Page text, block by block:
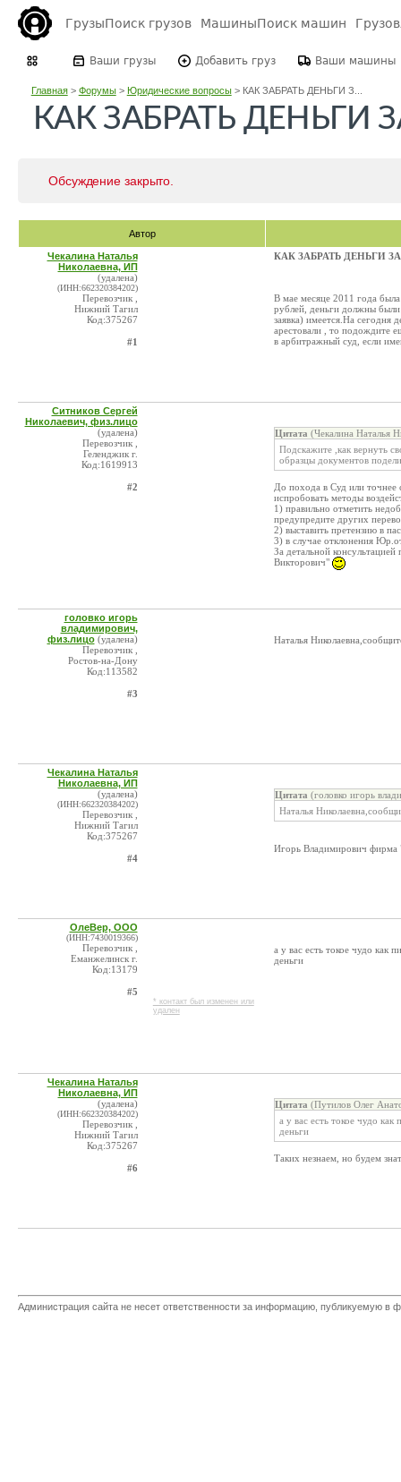
ГрузыПоиск грузов МашиныПоиск машин
Ваши грузы Добавить груз Ваши машины
Главная> Форумы> Юридические вопросы> КАК ЗАБРАТЬ ДЕНЬГИ З...
КАК ЗАБРАТЬ ДЕНЬГИ
Обсуждение закрыто.
Автор
Чекалина Наталья
Николаевна, ИП
(удалена)
(ИНН:662320384202)
Перевозчик ,
Нижний Тагил
Код:375267
#1
КАК ЗАБРАТЬ ДЕНЬГИ
В мае месяце 2011 года
рублей, деньги должны были
заявка) имеется.На сегодня
арестовали , то подождите
в арбитражный суд, если
Ситников Сергей
Николаевич, физ.лицо
(удалена)
Перевозчик ,
Геленджик г.
Код:1619913
#2
Цитата (Чекалина Наталья
Подскажите ,как вернуть
образцы документов
До похода в Суд или точнее
испробовать методы
1) правильно отметить
предупредите других
2) выставить претензию в
3) в случае отклонения
За детальной
Викторович"
головко игорь
владимирович,
физ.лицо (удалена)
Перевозчик ,
Ростов-на-Дону
Код:113582
#3
Наталья
Чекалина Наталья
Николаевна, ИП
(удалена)
(ИНН:662320384202)
Перевозчик ,
Нижний Тагил
Код:375267
#4
Цитата (головко игорь
Наталья
Игорь Владимирович фирма
ОлеВер, ООО
(ИНН:7430019366)
Перевозчик ,
Еманжелинск г.
Код:13179
#5
* контакт был изменен или
удален
а у вас есть токое чудо как
деньги
Чекалина Наталья
Николаевна, ИП
(удалена)
(ИНН:662320384202)
Перевозчик ,
Нижний Тагил
Код:375267
#6
Цитата (Путилов Олег
а у вас есть токое чудо
деньги
Таких незнаем, но будем
Администрация сайта не несет ответственности за информацию, публикуемую